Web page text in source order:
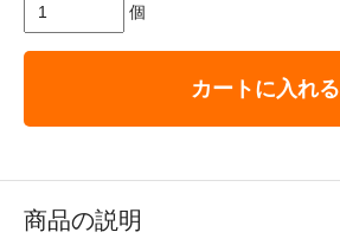
個
カートに入れる
商品の説明